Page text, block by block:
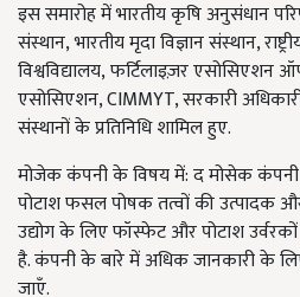
इस समारोह में भारतीय कृषि अनुसंधान
संस्थान,भारतीय मृदा विज्ञान संस्थान,
विश्वविद्यालय,फर्टिलाइज़र एसोसिएशन
एसोसिएशन, CIMMYT,सरकारी
संस्थानों के प्रतिनिधि शामिल हुए.
मोजेक कंपनी के विषय में: द मोसेक कंपनी
पोटाश फसल पोषक तत्वों की उत्पादक
उद्योग के लिए फॉस्फेट और पोटाश
है. कंपनी के बारे में अधिक जानकारी के
जाएँ.